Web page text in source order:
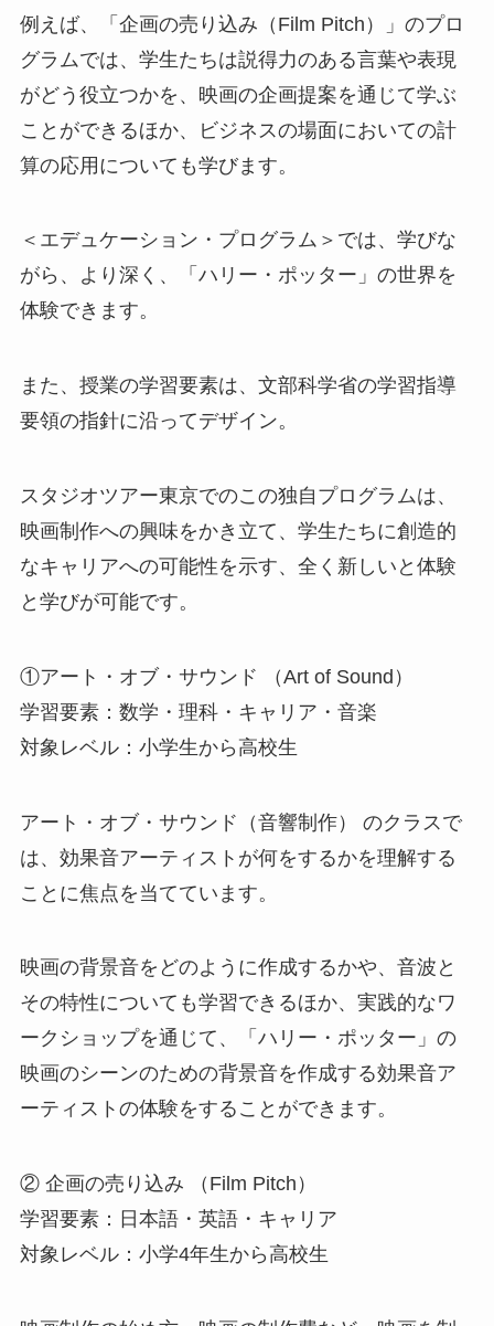
例えば、「企画の売り込み（Film Pitch）」のプロ
グラムでは、学生たちは説得力のある言葉や表現
がどう役立つかを、映画の企画提案を通じて学ぶ
ことができるほか、ビジネスの場面においての計
算の応用についても学びます。
＜エデュケーション・プログラム＞では、学びな
がら、より深く、「ハリー・ポッター」の世界を
体験できます。
また、授業の学習要素は、文部科学省の学習指導
要領の指針に沿ってデザイン。
スタジオツアー東京でのこの独自プログラムは、
映画制作への興味をかき立て、学生たちに創造的
なキャリアへの可能性を示す、全く新しいと体験
と学びが可能です。
①アート・オブ・サウンド （Art of Sound）
学習要素：数学・理科・キャリア・音楽
対象レベル：小学生から高校生
アート・オブ・サウンド（音響制作） のクラスで
は、効果音アーティストが何をするかを理解する
ことに焦点を当てています。
映画の背景音をどのように作成するかや、音波と
その特性についても学習できるほか、実践的なワ
ークショップを通じて、「ハリー・ポッター」の
映画のシーンのための背景音を作成する効果音ア
ーティストの体験をすることができます。
② 企画の売り込み （Film Pitch）
学習要素：日本語・英語・キャリア
対象レベル：小学4年生から高校生